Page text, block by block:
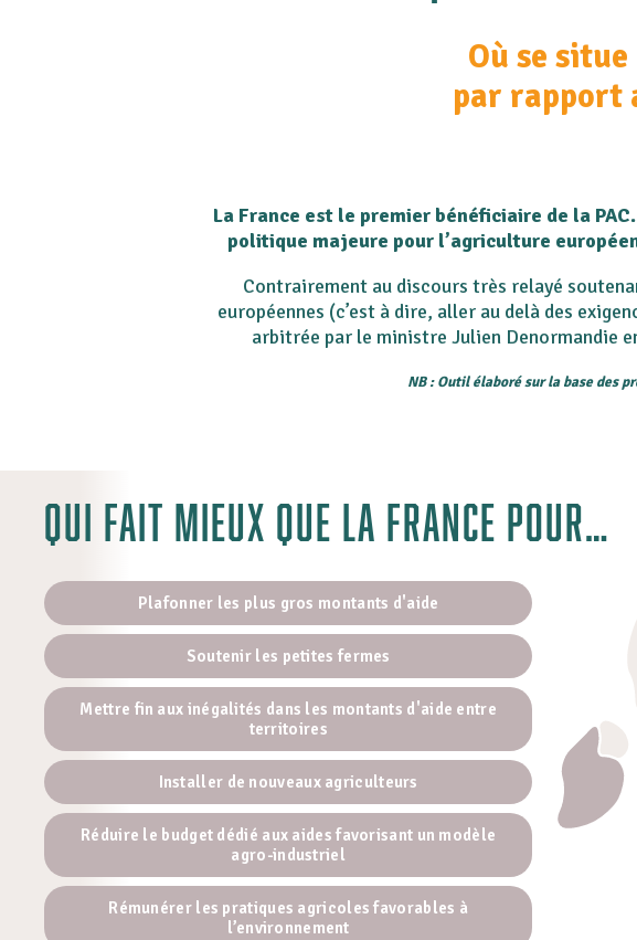
Où se
par rapport
La France est le premier bénéficiaire de la
politique majeure pour l’agriculture
Contrairement au discours très relayé
européennes (c’est à dire, aller au delà des
arbitrée par le ministre Julien Denormandie
NB : Outil élaboré sur la base des
Qui fait mieux que la France pour…
Plafonner les plus gros montants d'aide
Soutenir les petites fermes
Mettre fin aux inégalités dans les montants d'aide entre
territoires
Installer de nouveaux agriculteurs
Réduire le budget dédié aux aides favorisant un modèle
agro-industriel
Rémunérer les pratiques agricoles favorables à
l’environnement